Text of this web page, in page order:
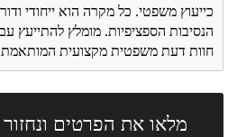
כייעוץ משפטי. כל מקרה הוא ייחודי
הנסיבות הספציפיות. מומלץ להתייעץ
חוות דעת משפטית מקצועית
מלאו את הפרטים